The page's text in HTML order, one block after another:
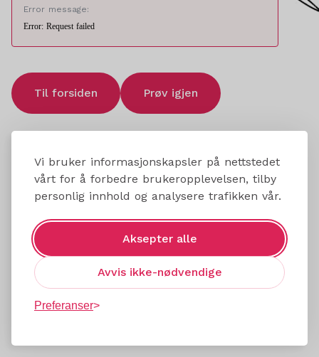
Vi bruker informasjonskapsler på nettstedet
vårt for å forbedre brukeropplevelsen, tilby
personlig innhold og analysere trafikken vår.
Aksepter alle
Avvis ikke-nødvendige
Preferanser
Error message:
Error: Request failed
Til forsiden Prøv igjen